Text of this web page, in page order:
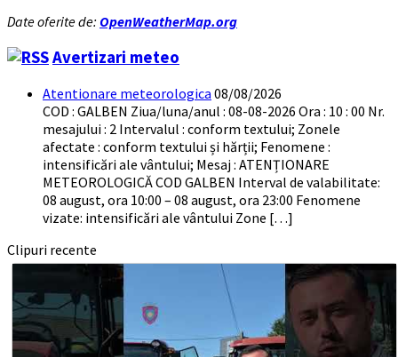
Date oferite de: OpenWeatherMap.org
Avertizari meteo
Atentionare meteorologica 08/08/2026
COD : GALBEN Ziua/luna/anul : 08-08-2026 Ora : 10 : 00 Nr.
mesajului : 2 Intervalul : conform textului; Zonele
afectate : conform textului și hărții; Fenomene :
intensificări ale vântului; Mesaj : ATENȚIONARE
METEOROLOGICĂ COD GALBEN Interval de valabilitate:
08 august, ora 10:00 – 08 august, ora 23:00 Fenomene
vizate: intensificări ale vântului Zone […]
Clipuri recente